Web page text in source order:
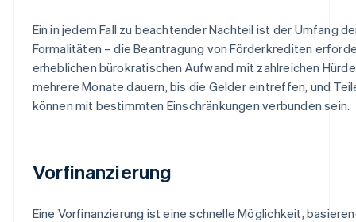
Ein in jedem Fall zu beachtender Nachteil ist der Umfang
Formalitäten – die Beantragung von Förderkrediten
erheblichen bürokratischen Aufwand mit zahlreichen
mehrere Monate dauern, bis die Gelder eintreffen, und
können mit bestimmten Einschränkungen verbunden sein.
Vorfinanzierung
Eine Vorfinanzierung ist eine schnelle Möglichkeit,